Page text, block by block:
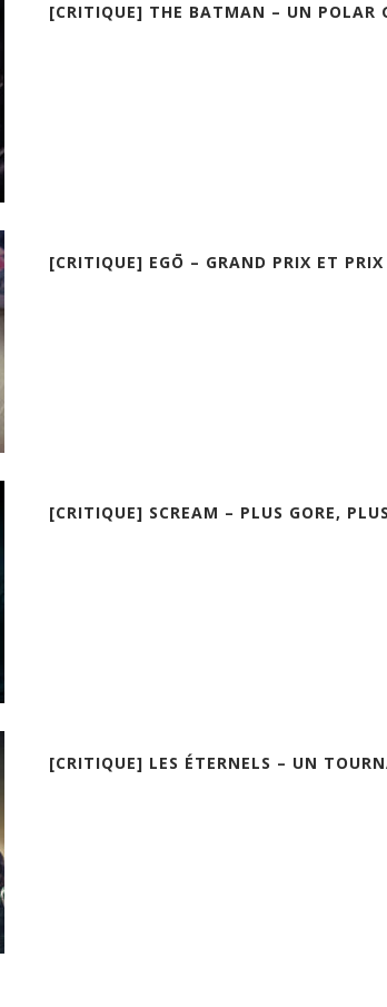
[CRITIQUE] THE BATMAN – UN POLAR
[CRITIQUE] EGŌ – GRAND PRIX ET
[CRITIQUE] SCREAM – PLUS GORE,
[CRITIQUE] LES ÉTERNELS – UN